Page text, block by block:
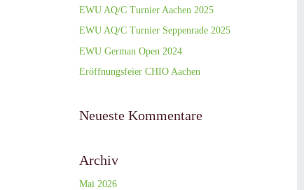
EWU AQ/C Turnier Aachen 2025
EWU AQ/C Turnier Seppenrade 2025
EWU German Open 2024
Eröffnungsfeier CHIO Aachen
Neueste Kommentare
Archiv
Mai 2026